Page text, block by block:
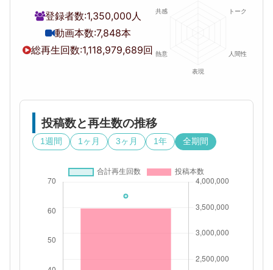
登録者数:1,350,000人
動画本数:7,848本
総再生回数:1,118,979,689回
投稿数と再生数の推移
1週間 1ヶ月 3ヶ月 1年 全期間